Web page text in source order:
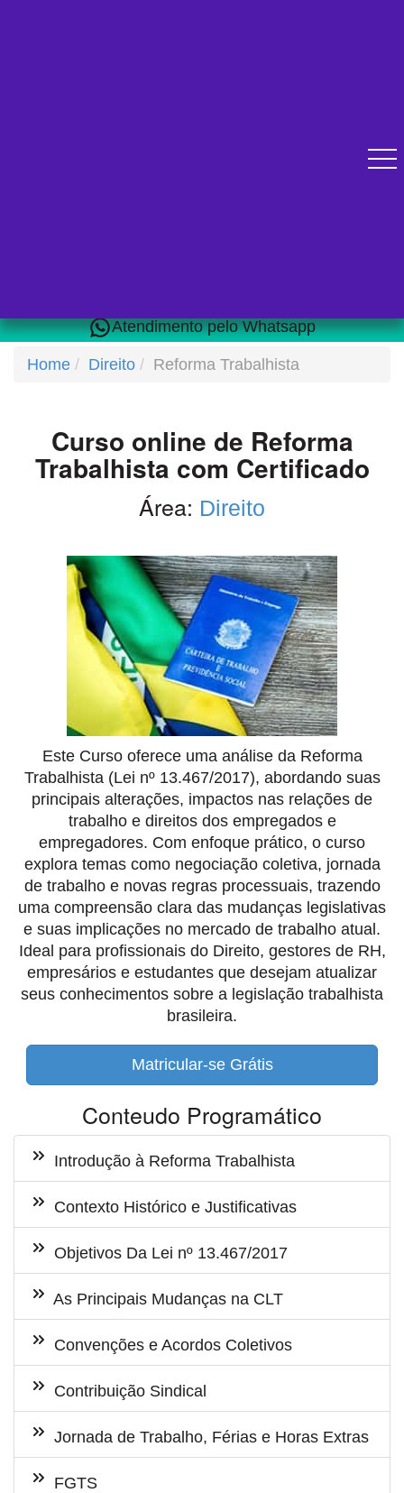
Atendimento pelo Whatsapp
Home Direito Reforma Trabalhista
Curso online de Reforma
Trabalhista com Certificado
Área: Direito
Este Curso oferece uma análise da Reforma
Trabalhista (Lei nº 13.467/2017), abordando suas
principais alterações, impactos nas relações de
trabalho e direitos dos empregados e
empregadores. Com enfoque prático, o curso
explora temas como negociação coletiva, jornada
de trabalho e novas regras processuais, trazendo
uma compreensão clara das mudanças legislativas
e suas implicações no mercado de trabalho atual.
Ideal para profissionais do Direito, gestores de RH,
empresários e estudantes que desejam atualizar
seus conhecimentos sobre a legislação trabalhista
brasileira.
Matricular-se Grátis
Conteudo Programático
Introdução à Reforma Trabalhista
Contexto Histórico e Justificativas
Objetivos Da Lei nº 13.467/2017
As Principais Mudanças na CLT
Convenções e Acordos Coletivos
Contribuição Sindical
Jornada de Trabalho, Férias e Horas Extras
FGTS